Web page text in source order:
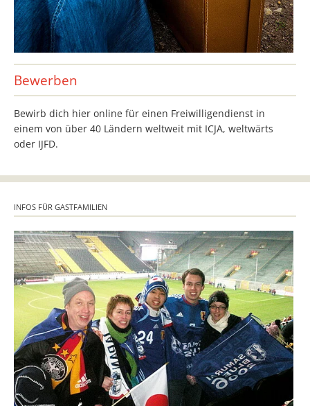
Bewerben
Bewirb dich hier online für einen Freiwilligendienst in
einem von über 40 Ländern weltweit mit ICJA, weltwärts
oder IJFD.
INFOS FÜR GASTFAMILIEN